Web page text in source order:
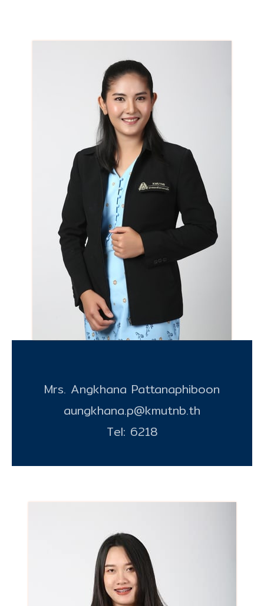
Mrs. Angkhana Pattanaphiboon
aungkhana.p@kmutnb.th
Tel: 6218